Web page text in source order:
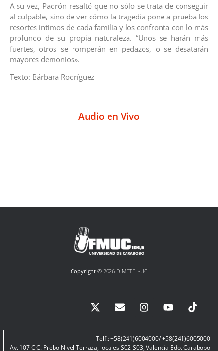
A su vez, Padrón resaltó que no sólo se trata de conseguir
al culpable, sino de ver cómo la tragedia pone a prueba los
resortes íntimos de cada familia y los confronta con lo más
profundo de su propia naturaleza. “Unos se harán más
fuertes, otros se romperán en pedazos, o se desatarán
mayores demonios».
Texto: Bárbara Rodríguez
Audio en Vivo
Copyright © 2026 DIMETEL-UC
Telf.: +58(241)6004000/ +58(241)6005000
Av. 107 C.C. Prebo Nivel Terraza, locales S02-S03, Valencia Edo. Carabobo